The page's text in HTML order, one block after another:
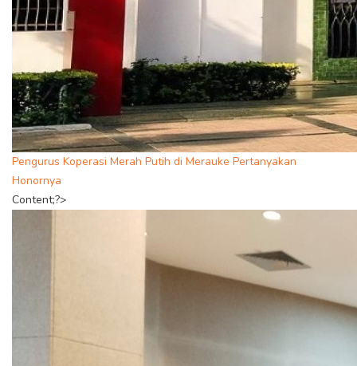
Pengurus Koperasi Merah Putih di Merauke Pertanyakan
Honornya
Content;?>